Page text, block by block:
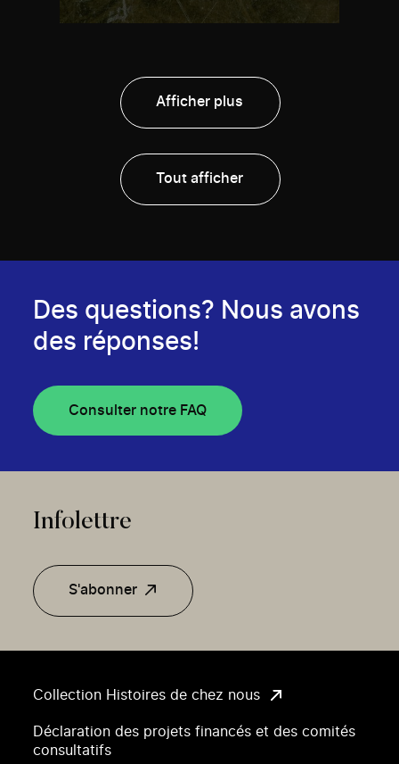
Afficher plus
Tout afficher
Collection Histoires de chez nous
Déclaration des projets financés et des comités
consultatifs
Des questions? Nous avons
des réponses!
Consulter notre FAQ
Infolettre
S'abonner